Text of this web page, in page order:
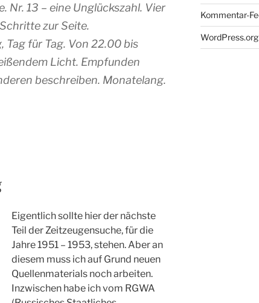
Nr. 13 – eine Unglückszahl. Vier
zur Seite.
Tag für Tag. Von 22.00 bis
Licht. Empfunden
beschreiben. Monatelang.
Eigentlich sollte hier der nächste
Teil der Zeitzeugensuche, für die
Jahre 1951 – 1953, stehen. Aber an
diesem muss ich auf Grund neuen
Quellenmaterials noch arbeiten.
Inzwischen habe ich vom RGWA
Kommentar-
WordPress.org